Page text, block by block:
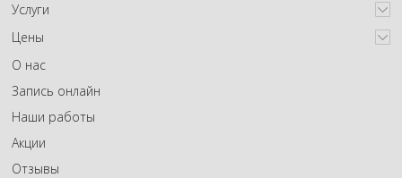
Услуги
Цены
О нас
Запись онлайн
Наши работы
Акции
Отзывы